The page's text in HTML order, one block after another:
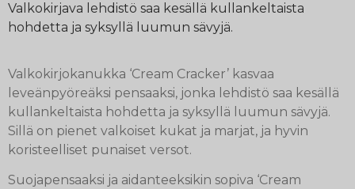
Valkokirjava lehdistö saa kesällä kullankeltaista
hohdetta ja syksyllä luumun sävyjä.
Valkokirjokanukka ‘Cream Cracker’ kasvaa
leveänpyöreäksi pensaaksi, jonka lehdistö saa kesällä
kullankeltaista hohdetta ja syksyllä luumun sävyjä.
Sillä on pienet valkoiset kukat ja marjat, ja hyvin
koristeelliset punaiset versot.
Suojapensaaksi ja aidanteeksikin sopiva ‘Cream